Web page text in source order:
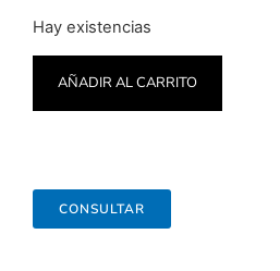
Hay existencias
AÑADIR AL CARRITO
CONSULTAR